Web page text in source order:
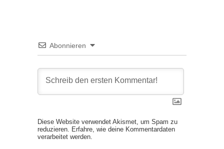
Abonnieren
Diese Website verwendet Akismet, um Spam zu
reduzieren.
Erfahre, wie deine Kommentardaten
verarbeitet werden.